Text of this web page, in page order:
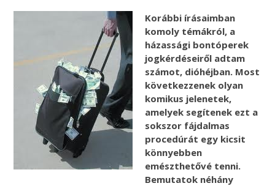
Korábbi írásaimban
komoly témákról, a
házassági bontóperek
jogkérdéseiről adtam
számot, dióhéjban. Most
következzenek olyan
komikus jelenetek,
amelyek segítenek ezt a
sokszor fájdalmas
procedúrát egy kicsit
könnyebben
emészthetővé tenni.
Bemutatok néhány